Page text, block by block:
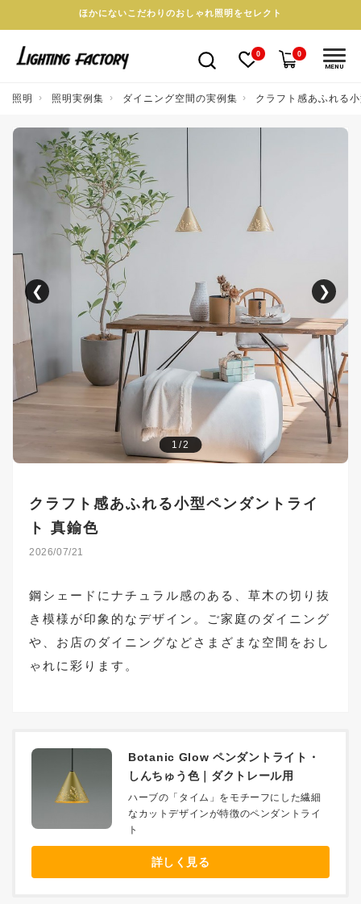
ほかにないこだわりのおしゃれ照明をセレクト
0 0
MENU
照明 照明実例集 ダイニング空間の実例集 クラフト感あふれる
1/2
❮ ❯
クラフト感あふれる小型ペンダントライ
ト 真鍮色
2026/07/21
鋼シェードにナチュラル感のある、草木の切り抜
き模様が印象的なデザイン。ご家庭のダイニング
や、お店のダイニングなどさまざまな空間をおし
ゃれに彩ります。
Botanic Glow ペンダントライト・
しんちゅう色｜ダクトレール用
ハーブの「タイム」をモチーフにした繊細
なカットデザインが特徴のペンダントライ
ト
詳しく見る